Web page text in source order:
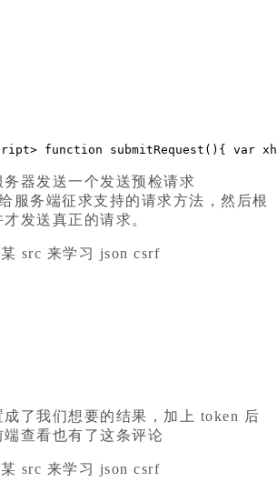
> function submitRequest ( ) { var
器发送一个发送预检请求
服务端征求支持的请求方法，然后根
发送真正的请求。
了我们想要的结果，加上 token 后
查看也有了这条评论